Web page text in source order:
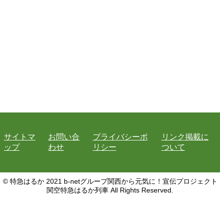
サイトマ
ップ
お問い合
わせ
プライバシーポ
リシー
リンク掲載に
ついて
© 特急はるか 2021 b-netグループ関西から元気に！宣伝プロジェクト
関空特急はるか列車 All Rights Reserved.